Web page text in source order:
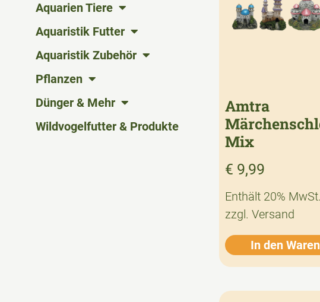
Aquarien Tiere
Aquaristik Futter
Aquaristik Zubehör
Pflanzen
Dünger & Mehr
Wildvogelfutter & Produkte
Amtra
Mix
€ 9,99
Enthält 20% MwSt.
zzgl. Versand
In den